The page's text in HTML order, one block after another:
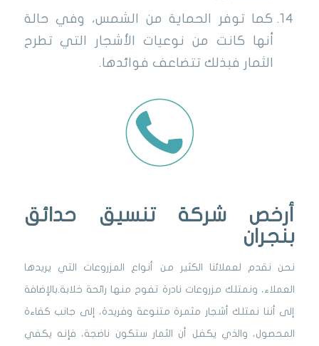
كما توفر الحماية من الشمس، وفي حالة
أنها كانت من نوعيات الأشجار التي تطرح
الثمار فبذلك تتضاعف فوائدها.
أرخص شركة تنسيق حدائق
بنجران
نحن نقدم لعملائنا الكثير من أنواع المزروعات التي يريدها
العملاء، ونمتلك مزروعات نادرة تفوح منها رائحة خلابة.بالإضافة
إلى أننا نمتلك أشجار مثمرة متنوعة وفريدة، إلى جانب كفاءة
المحصول، والذي يكفل أن الثمار ستكون ناضجة، فإنه يكفي